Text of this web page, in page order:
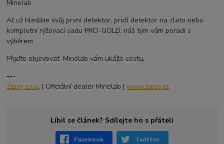
Minelab.
Ať už hledáte svůj první detektor, profi detektor na zlato nebo
kompletní rýžovací sadu PRO-GOLD, náš tým vám poradí s
výběrem.
Přijďte objevovat. Minelab vám ukáže cestu.
---
Zipsy s.r.o. | Oficiální dealer Minelab |www.zipsy.cz
Líbil se článek? Sdílejte ho s přáteli
Facebook Twitter